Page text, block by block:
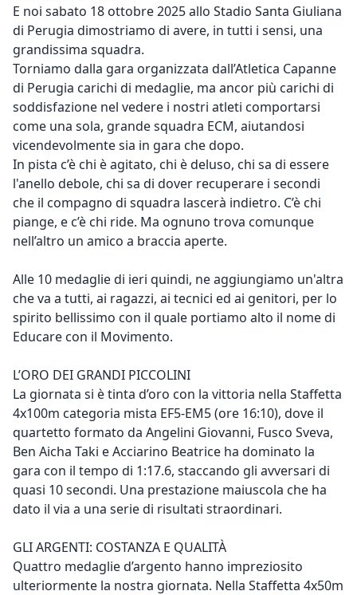
E noi sabato 18 ottobre 2025 allo Stadio Santa Giuliana
di Perugia dimostriamo di avere, in tutti i sensi, una
grandissima squadra.
Torniamo dalla gara organizzata dall’Atletica Capanne
di Perugia carichi di medaglie, ma ancor più carichi di
soddisfazione nel vedere i nostri atleti comportarsi
come una sola, grande squadra ECM, aiutandosi
vicendevolmente sia in gara che dopo.
In pista c’è chi è agitato, chi è deluso, chi sa di essere
l'anello debole, chi sa di dover recuperare i secondi
che il compagno di squadra lascerà indietro. C’è chi
piange, e c’è chi ride. Ma ognuno trova comunque
nell’altro un amico a braccia aperte.
Alle 10 medaglie di ieri quindi, ne aggiungiamo un'altra
che va a tutti, ai ragazzi, ai tecnici ed ai genitori, per lo
spirito bellissimo con il quale portiamo alto il nome di
Educare con il Movimento.
L’ORO DEI GRANDI PICCOLINI
La giornata si è tinta d’oro con la vittoria nella Staffetta
4x100m categoria mista EF5-EM5 (ore 16:10), dove il
quartetto formato da Angelini Giovanni, Fusco Sveva,
Ben Aicha Taki e Acciarino Beatrice ha dominato la
gara con il tempo di 1:17.6, staccando gli avversari di
quasi 10 secondi. Una prestazione maiuscola che ha
dato il via a una serie di risultati straordinari.
GLI ARGENTI: COSTANZA E QUALITÀ
Quattro medaglie d’argento hanno impreziosito
ulteriormente la nostra giornata. Nella Staffetta 4x50m